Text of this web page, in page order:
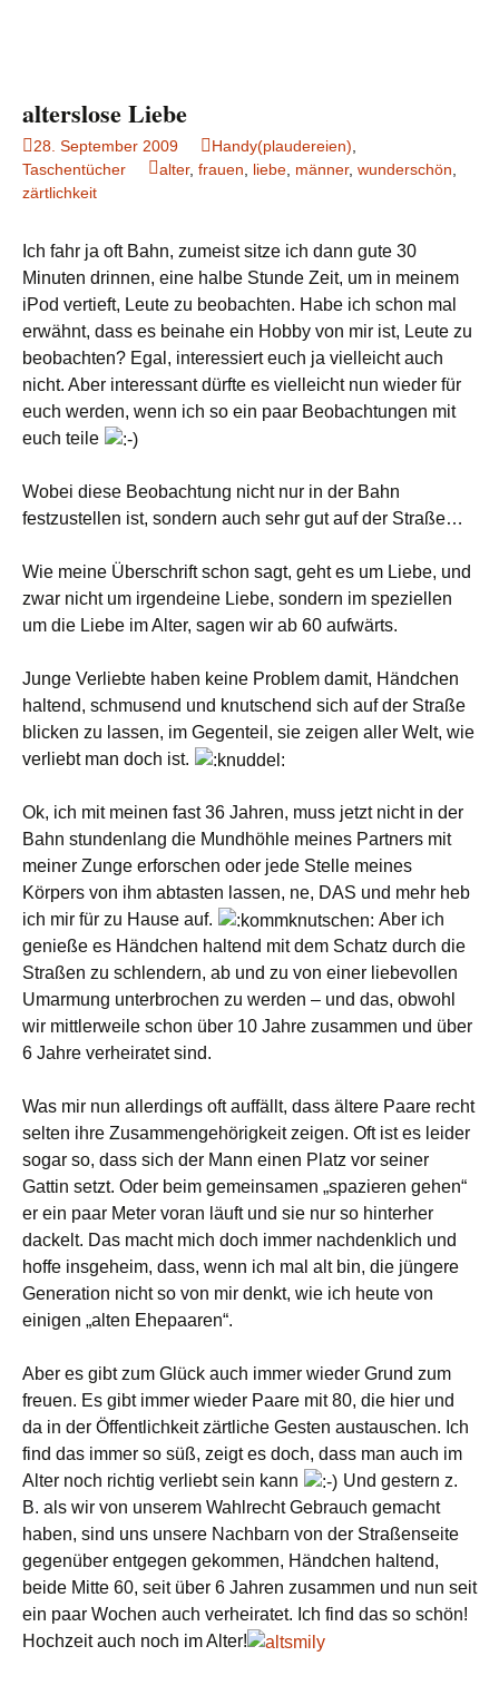
alterslose Liebe
28. September 2009 Handy(plaudereien)
Taschentücher
alter, frauen liebe männer, wunderschön
zärtlichkeit
Ich fahr ja oft Bahn, zumeist sitze ich dann gute 30
Minuten drinnen, eine halbe Stunde Zeit, um in meinem
iPod vertieft, Leute zu beobachten. Habe ich schon mal
erwähnt, dass es beinahe ein Hobby von mir ist, Leute zu
beobachten? Egal, interessiert euch ja vielleicht auch
nicht. Aber interessant dürfte es vielleicht nun wieder für
euch werden, wenn ich so ein paar Beobachtungen mit
euch teile
Wobei diese Beobachtung nicht nur in der Bahn
festzustellen ist, sondern auch sehr gut auf der Straße…
Wie meine Überschrift schon sagt, geht es um Liebe, und
zwar nicht um irgendeine Liebe, sondern im speziellen
um die Liebe im Alter, sagen wir ab 60 aufwärts.
Junge Verliebte haben keine Problem damit, Händchen
haltend, schmusend und knutschend sich auf der Straße
blicken zu lassen, im Gegenteil, sie zeigen aller Welt, wie
verliebt man doch ist.
Ok, ich mit meinen fast 36 Jahren, muss jetzt nicht in der
Bahn stundenlang die Mundhöhle meines Partners mit
meiner Zunge erforschen oder jede Stelle meines
Körpers von ihm abtasten lassen, ne, DAS und mehr heb
ich mir für zu Hause auf.
Aber ich
genieße es Händchen haltend mit dem Schatz durch die
Straßen zu schlendern, ab und zu von einer liebevollen
Umarmung unterbrochen zu werden – und das, obwohl
wir mittlerweile schon über 10 Jahre zusammen und über
6 Jahre verheiratet sind.
Was mir nun allerdings oft auffällt, dass ältere Paare recht
selten ihre Zusammengehörigkeit zeigen. Oft ist es leider
sogar so, dass sich der Mann einen Platz vor seiner
Gattin setzt. Oder beim gemeinsamen „spazieren gehen“
er ein paar Meter voran läuft und sie nur so hinterher
dackelt. Das macht mich doch immer nachdenklich und
hoffe insgeheim, dass, wenn ich mal alt bin, die jüngere
Generation nicht so von mir denkt, wie ich heute von
einigen „alten Ehepaaren“.
Aber es gibt zum Glück auch immer wieder Grund zum
freuen. Es gibt immer wieder Paare mit 80, die hier und
da in der Öffentlichkeit zärtliche Gesten austauschen. Ich
find das immer so süß, zeigt es doch, dass man auch im
Alter noch richtig verliebt sein kann
Und gestern z.
B. als wir von unserem Wahlrecht Gebrauch gemacht
haben, sind uns unsere Nachbarn von der Straßenseite
gegenüber entgegen gekommen, Händchen haltend,
beide Mitte 60, seit über 6 Jahren zusammen und nun seit
ein paar Wochen auch verheiratet. Ich find das so schön!
Hochzeit auch noch im Alter!